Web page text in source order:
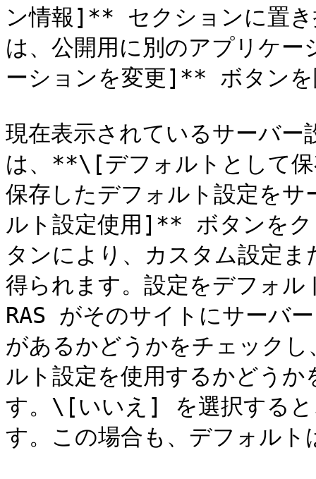
ン情報]** セクションに置き
は、公開用に別のアプリケ
ーションを変更]** ボタンを
現在表示されているサーバ
は、**\[デフォルトとして
保存したデフォルト設定を
ルト設定使用]** ボタンを
タンにより、カスタム設定
得られます。設定をデフォ
RAS がそのサイトにサーバ
があるかどうかをチェック
ルト設定を使用するかどう
す。\[いいえ] を選択すると
す。この場合も、デフォルト